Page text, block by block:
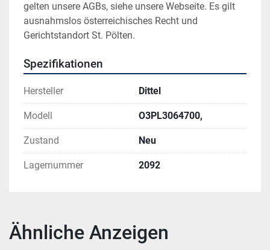
gelten unsere AGBs, siehe unsere Webseite. Es gilt
ausnahmslos österreichisches Recht und
Gerichtstandort St. Pölten.
Spezifikationen
Hersteller Dittel
Modell O3PL3064700,
Zustand Neu
Lagernummer 2092
Ähnliche Anzeigen